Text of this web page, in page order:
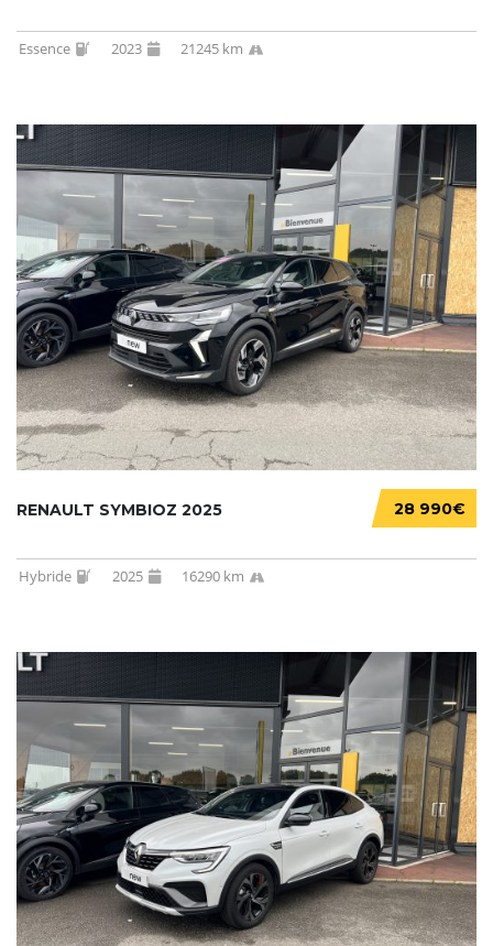
Essence 2023 21245 km
28 990€
RENAULT SYMBIOZ 2025
Hybride 2025 16290 km